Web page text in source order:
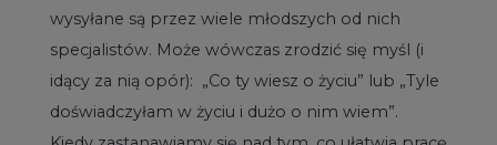
wysyłane są przez wiele młodszych od nich
specjalistów. Może wówczas zrodzić się myśl (i
idący za nią opór): „Co ty wiesz o życiu” lub „Tyle
doświadczyłam w życiu i dużo o nim wiem”.